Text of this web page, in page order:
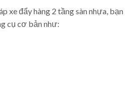
xe đẩy hàng 2 tầng sàn nhựa, bạn
cụ cơ bản như: